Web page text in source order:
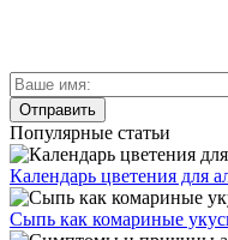
Популярные статьи
Календарь цветения для
Сыпь как комариные